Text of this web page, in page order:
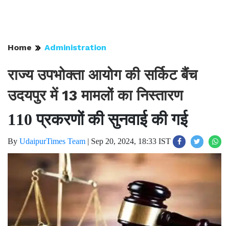
Home Administration
राज्य उपभोक्ता आयोग की सर्किट बैंच
उदयपुर में 13 मामलों का निस्तारण
110 प्रकरणों की सुनवाई की गई
By UdaipurTimes Team | Sep 20, 2024, 18:33 IST